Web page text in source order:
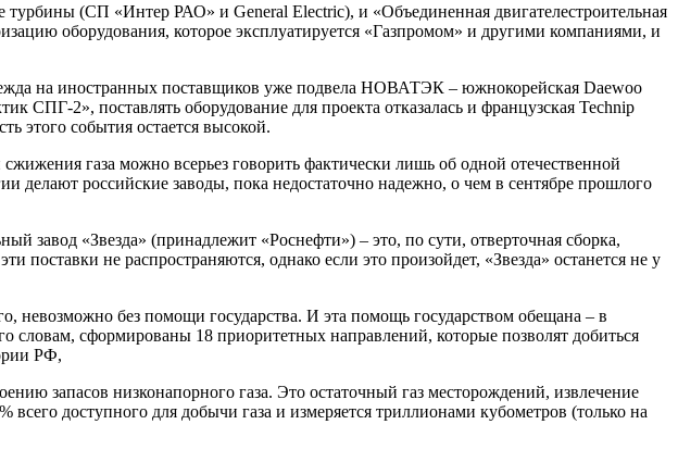
(СП «Интер РАО» и General Electric), и «Объединенная двигателестроительная
оборудования, которое эксплуатируется «Газпромом» и другими компаниями, и
на иностранных поставщиков уже подвела НОВАТЭК – южнокорейская Daewoo
СПГ-2», поставлять оборудование для проекта отказалась и французская Technip
этого события остается высокой.
газа можно всерьез говорить фактически лишь об одной отечественной
российские заводы, пока недостаточно надежно, о чем в сентябре прошлого
завод «Звезда» (принадлежит «Роснефти») – это, по сути, отверточная сборка,
не распространяются, однако если это произойдет, «Звезда» останется не у
невозможно без помощи государства. И эта помощь государством обещана – в
сформированы 18 приоритетных направлений, которые позволят добиться
РФ,
запасов низконапорного газа. Это остаточный газ месторождений, извлечение
доступного для добычи газа и измеряется триллионами кубометров (только на